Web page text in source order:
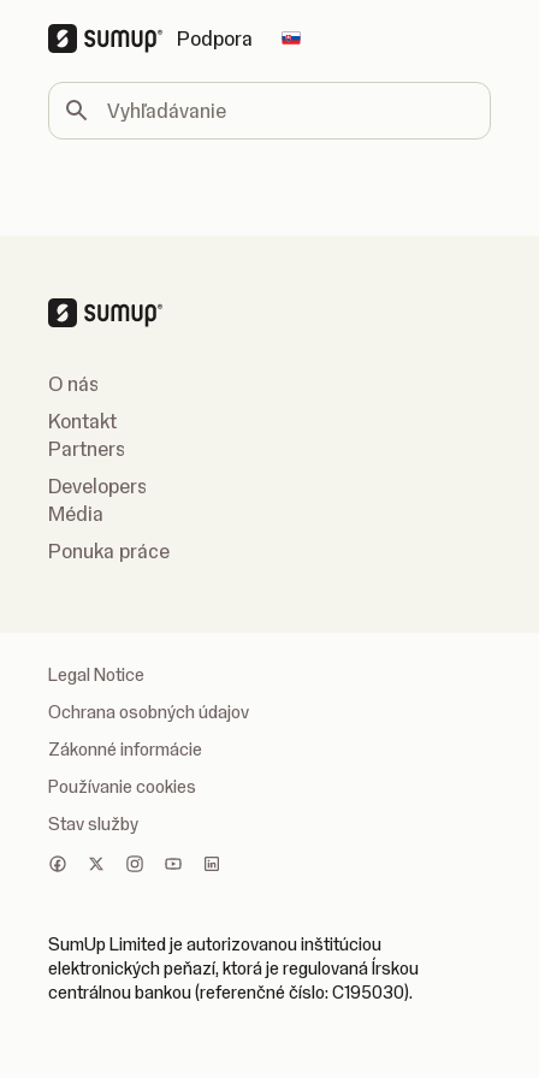
Podpora Change country
Vyhľadávanie
O nás
Kontakt
Partners
Developers
Média
Ponuka práce
Legal Notice
Ochrana osobných údajov
Zákonné informácie
Používanie cookies
Stav služby
SumUp Limited je autorizovanou inštitúciou
elektronických peňazí, ktorá je regulovaná Írskou
centrálnou bankou (referenčné číslo: C195030).